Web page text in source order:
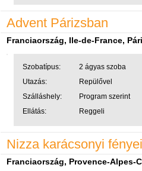
Advent Párizsban
Franciaország, Ile-de-France,
Szobatípus:
2 ágyas szoba
Utazás:
Repülővel
Szálláshely:
Program szerint
Ellátás:
Reggeli
Nizza karácsonyi fényei
Franciaország, Provence-Alpes-